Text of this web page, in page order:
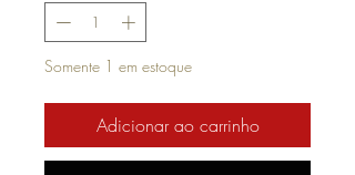
Somente 1 em estoque
Adicionar ao carrinho